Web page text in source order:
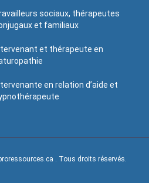
sociaux, thérapeutes
et familiaux
et thérapeute en
en relation d’aide et
. Tous droits réservés.